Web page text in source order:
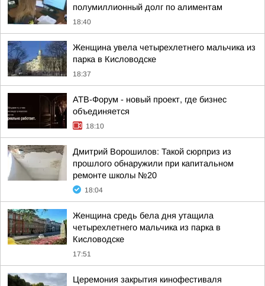
полумиллионный долг по алиментам
18:40
Женщина увела четырехлетнего мальчика из
парка в Кисловодске
18:37
АТВ-Форум - новый проект, где бизнес
объединяется
18:10
Дмитрий Ворошилов: Такой сюрприз из
прошлого обнаружили при капитальном
ремонте школы №20
18:04
Женщина средь бела дня утащила
четырехлетнего мальчика из парка в
Кисловодске
17:51
Церемония закрытия кинофестиваля